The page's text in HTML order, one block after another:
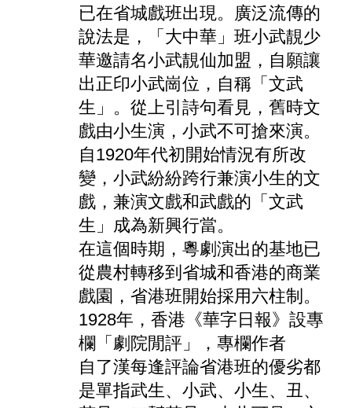
已在省城戲班出現。廣泛流傳的
說法是，「大中華」班小武靚少
華邀請名小武靚仙加盟，自願讓
出正印小武崗位，自稱「文武
生」。從上引詩句看見，舊時文
戲由小生演，小武不可搶來演。
自1920年代初開始情況有所改
變，小武紛紛跨行兼演小生的文
戲，兼演文戲和武戲的「文武
生」成為新興行當。
在這個時期，粵劇演出的基地已
從農村轉移到省城和香港的商業
戲園，省港班開始採用六柱制。
1928年，香港《華字日報》設專
欄「劇院閒評」，專欄作者
自了漢每逢評論省港班的優劣都
是單指武生、小武、小生、丑、